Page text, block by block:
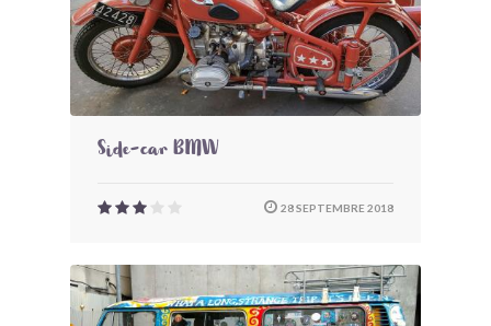
Side-car BMW
28 SEPTEMBRE 2018